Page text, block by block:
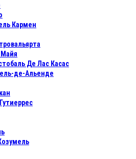
Кармен
Майя
Де Лас Касас
де-Альенде